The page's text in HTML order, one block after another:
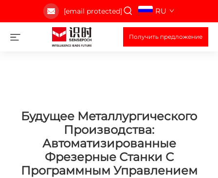
[email protected] RU
Получить предложение
Будущее Металлургического
Производства:
Автоматизированные
Фрезерные Станки С
Программным Управлением